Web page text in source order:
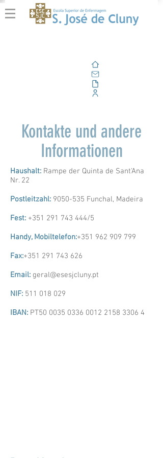
Kontakte und andere
Informationen
Haushalt: Rampe der Quinta de Sant'Ana
Nr. 22
Postleitzahl: 9050-535 Funchal, Madeira
Fest: +351 291 743 444/5
Handy, Mobiltelefon:+351 962 909 799
Fax:+351 291 743 626
Email: geral@esesjcluny.pt
NIF: 511 018 029
IBAN: PT50 0035 0336 0012 2158 3306 4